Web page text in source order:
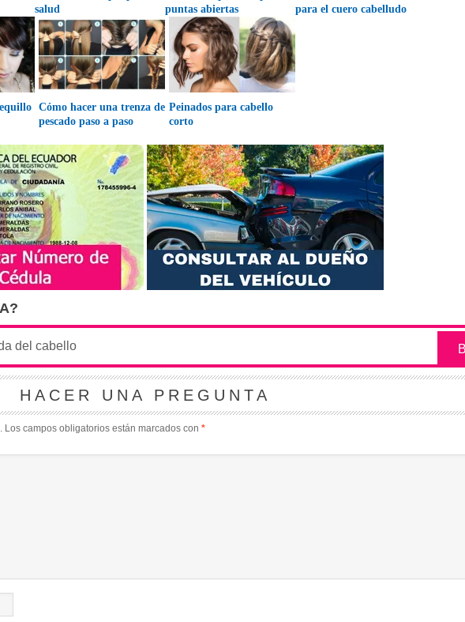
salud
puntas abiertas
para el cuero cabelludo
Cómo hacer una trenza de
pescado paso a paso
Peinados para cabello
corto
HACER UNA PREGUNTA
Los campos obligatorios están marcados con*